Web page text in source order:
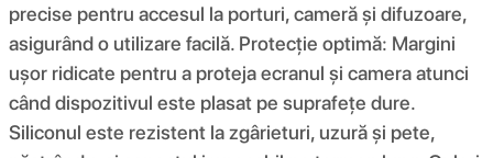
precise pentru accesul la porturi, cameră și difuzoare,
asigurând o utilizare facilă. Protecție optimă: Margini
ușor ridicate pentru a proteja ecranul și camera atunci
când dispozitivul este plasat pe suprafețe dure.
Siliconul este rezistent la zgârieturi, uzură și pete,